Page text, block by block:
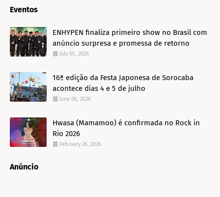
Eventos
ENHYPEN finaliza primeiro show no Brasil com
anúncio surpresa e promessa de retorno
July 05, 2026
16ª edição da Festa Japonesa de Sorocaba
acontece dias 4 e 5 de julho
June 06, 2026
Hwasa (Mamamoo) é confirmada no Rock in
Rio 2026
February 26, 2026
Anúncio